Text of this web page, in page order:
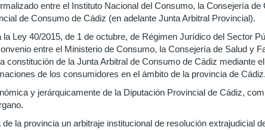
entre el Instituto Nacional del Consumo, la Consejería de
de Consumo de Cádiz (en adelante Junta Arbitral Provincial).
Ley 40/2015, de 1 de octubre, de Régimen Jurídico del Sector
entre el Ministerio de Consumo, la Consejería de Salud y
de la Junta Arbitral de Consumo de Cádiz mediante
de los consumidores en el ámbito de la provincia de Cádiz.
y jerárquicamente de la Diputación Provincial de Cádiz,
la provincia un arbitraje institucional de resolución extrajudicial